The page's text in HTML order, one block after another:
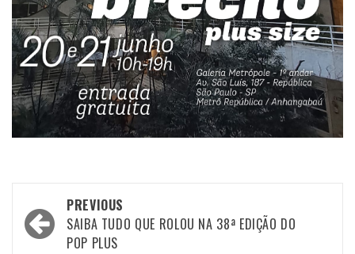
Post
navigation
PREVIOUS
SAIBA TUDO QUE ROLOU NA 38ª EDIÇÃO DO
POP PLUS